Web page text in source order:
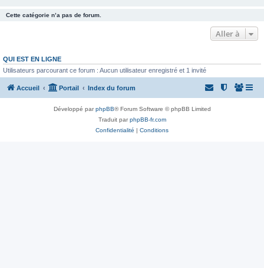
Cette catégorie n’a pas de forum.
Aller à
QUI EST EN LIGNE
Utilisateurs parcourant ce forum : Aucun utilisateur enregistré et 1 invité
Accueil Portail Index du forum
Développé parphpBB® Forum Software © phpBB Limited
Traduit parphpBB-fr.com
Confidentialité | Conditions